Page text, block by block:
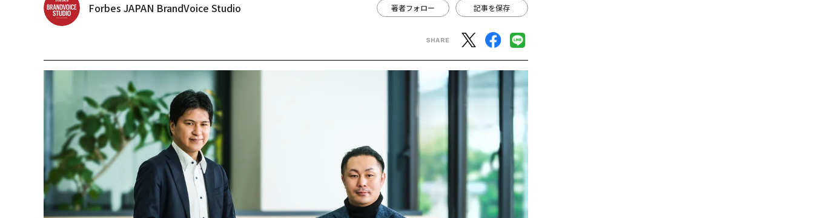
Forbes JAPAN BrandVoice Studio 著者フォロー 記事を保存